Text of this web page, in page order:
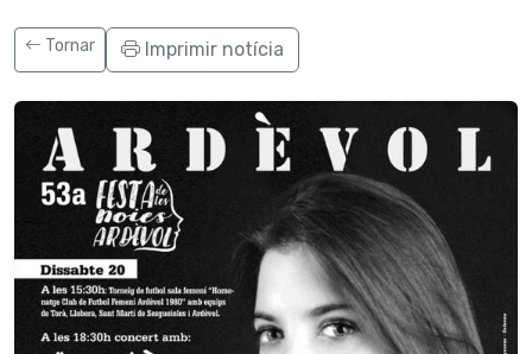
Tornar Imprimir notícia